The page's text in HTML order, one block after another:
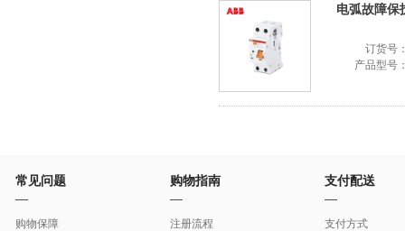
电弧故障保
订货号
产品型号
常见问题
购物保障
购物指南
注册流程
支付配送
支付方式